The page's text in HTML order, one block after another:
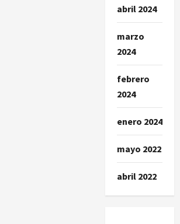
abril 2024
marzo
2024
febrero
2024
enero 2024
mayo 2022
abril 2022